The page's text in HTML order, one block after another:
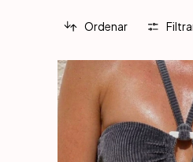
Ordenar